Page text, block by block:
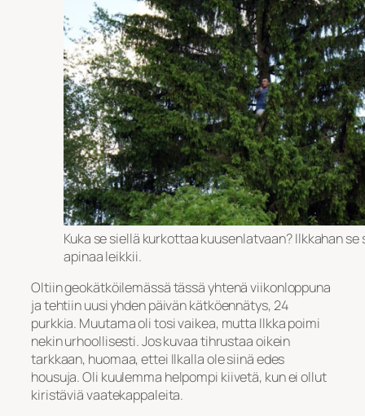
Kuka se siellä kurkottaa kuusenlatvaan? Ilkkahan se
apinaa leikkii.
Oltiin geokätköilemässä tässä yhtenä viikonloppuna
ja tehtiin uusi yhden päivän kätköennätys, 24
purkkia. Muutama oli tosi vaikea, mutta Ilkka poimi
nekin urhoollisesti. Jos kuvaa tihrustaa oikein
tarkkaan, huomaa, ettei Ilkalla ole siinä edes
housuja. Oli kuulemma helpompi kiivetä, kun ei ollut
kiristäviä vaatekappaleita.